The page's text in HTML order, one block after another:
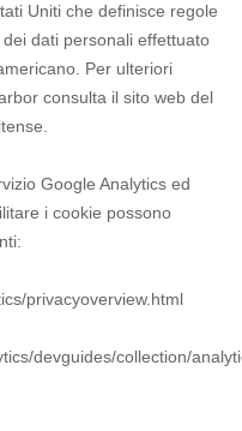
Uniti che definisce regole
dati personali effettuato
Per ulteriori
consulta il sito web del
Google Analytics ed
i cookie possono
privacyoverview.html
devguides/collection/